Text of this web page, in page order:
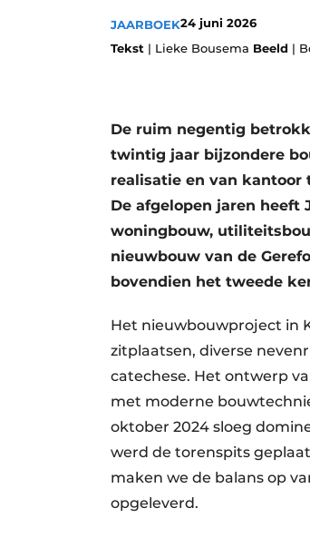
Podcasts
Privacy / Cookie
Vacatures
Video’s
JAARBOEK24 juni 2026
Tekst | Lieke Bousema Beeld |
De ruim negentig
twintig jaar bijzondere
realisatie en van kantoor
De afgelopen jaren heeft
woningbouw,
nieuwbouw van de
bovendien het tweede
Het nieuwbouwproject in
zitplaatsen, diverse
catechese. Het ontwerp
met moderne
oktober 2024 sloeg
werd de torenspits
maken we de balans op
opgeleverd.